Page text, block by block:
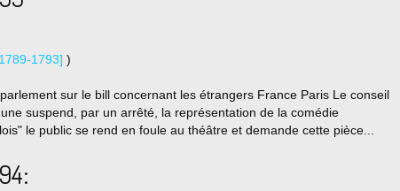
1793] )
sur le bill concernant les étrangers France Paris Le conseil
suspend, par un arrêté, la représentation de la comédie
le public se rend en foule au théâtre et demande cette pièce...